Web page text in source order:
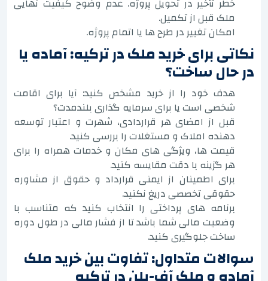
ملک قبل از تکمیل.
امکان تغییر در طرح ها یا اتمام پروژه.
نکاتی برای خرید ملک در ترکیه: آماده یا
در حال ساخت؟
هدف خود را از خرید مشخص کنید: آیا برای اقامت
شخصی است یا برای سرمایه گذاری بلندمدت؟
قبل از امضای هر قراردادی، شهرت و اعتبار توسعه
دهنده املاک و مستغلات را بررسی کنید.
قیمت ها، ویژگی های مکان و خدمات همراه را برای
هر گزینه با دقت مقایسه کنید.
برای اطمینان از ایمنی قرارداد و حقوق از مشاوره
حقوقی تخصصی دریغ نکنید.
برنامه های پرداختی را انتخاب کنید که متناسب با
وضعیت مالی شما باشد تا از فشار مالی در طول دوره
ساخت جلوگیری کنید.
سوالات متداول: تفاوت بین خرید ملک